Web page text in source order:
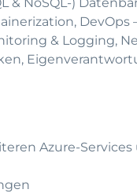
DevOps
& Logging,
Azure-Services